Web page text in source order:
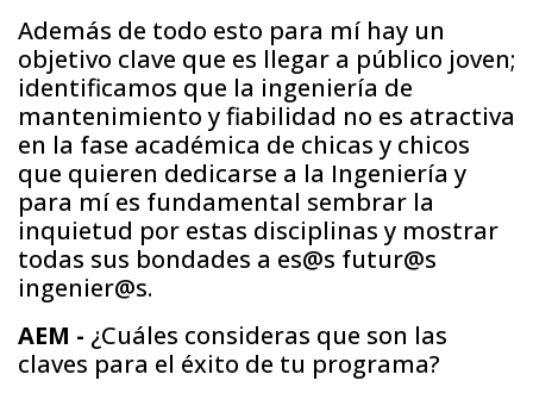
Además de todo esto para mí hay un
objetivo clave que es llegar a público joven;
identificamos que la ingeniería de
mantenimiento y fiabilidad no es atractiva
en la fase académica de chicas y chicos
que quieren dedicarse a la Ingeniería y
para mí es fundamental sembrar la
inquietud por estas disciplinas y mostrar
todas sus bondades a es@s futur@s
ingenier@s.
AEM - ¿Cuáles consideras que son las
claves para el éxito de tu programa?